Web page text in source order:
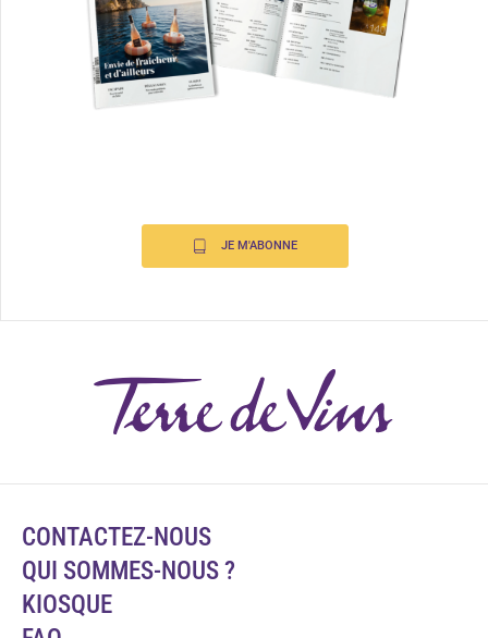
JE M'ABONNE
CONTACTEZ-NOUS
QUI SOMMES-NOUS ?
KIOSQUE